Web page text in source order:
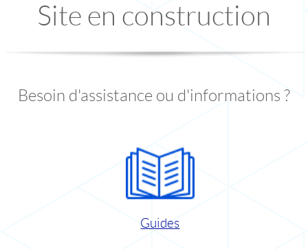
Site en construction
Besoin d'assistance ou d'informations ?
Guides